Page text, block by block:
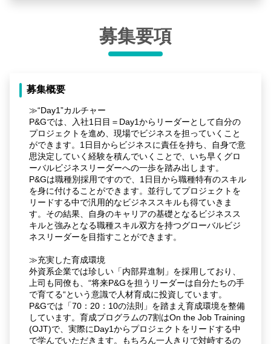
募集要項
募集概要
≫“Day1”カルチャー
P&Gでは、入社1日目＝Day1からリーダーとして自分の
プロジェクトを進め、現場でビジネスを担っていくこと
ができます。1日目からビジネスに責任を持ち、自身で意
思決定していく経験を積んでいくことで、いち早くグロ
ーバルビジネスリーダーへの一歩を踏み出します。
P&Gは職種別採用ですので、1日目から職種特有のスキル
を身に付けることができます。並行してプロジェクトを
リードする中で汎用的なビジネススキルも得ていきま
す。その結果、自身のキャリアの基礎となるビジネスス
キルと強みとなる職種スキル双方を持つグローバルビジ
ネスリーダーを目指すことができます。
≫充実した育成環境
外資系企業では珍しい「内部昇進制」を採用しており、
上司も同僚も、“将来P&Gを担うリーダーは自分たちの手
で育てる“という意識で人材育成に投資しています。
P&Gでは「70：20：10の法則」を踏まえ育成環境を整備
しています。育成プログラムの7割はOn the Job Training
(OJT)で、実際にDay1からプロジェクトをリードする中
で学んでいただきます。もちろん一人きりで対峙するの